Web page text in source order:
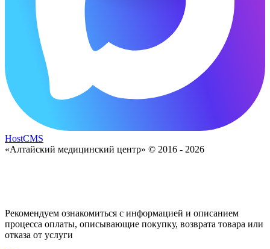
HostCMS
«Алтайский медицинский центр» © 2016 - 2026
Рекомендуем ознакомиться с информацией и описанием
процессa оплаты, описывающие покупку, возврата товара или
отказа от услуги